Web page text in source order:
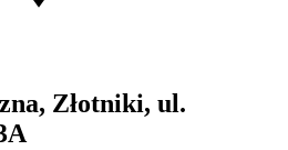
Złotniki, ul.